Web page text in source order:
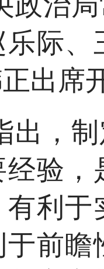
际
出席
出，
验
利
于前